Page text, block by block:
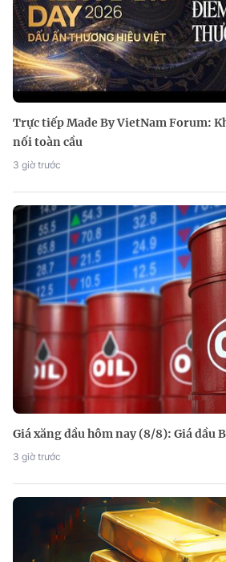
Trực tiếp Made By VietNam Forum:
nối toàn cầu
3 giờ trước
Giá xăng dầu hôm nay (8/8): Giá dầu
3 giờ trước